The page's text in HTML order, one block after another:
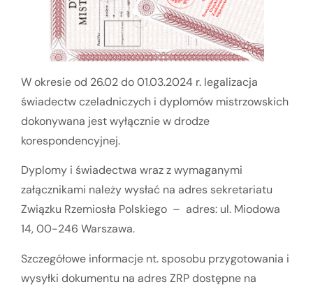
W okresie od 26.02 do 01.03.2024 r. legalizacja
świadectw czeladniczych i dyplomów mistrzowskich
dokonywana jest wyłącznie w drodze
korespondencyjnej.
Dyplomy i świadectwa wraz z wymaganymi
załącznikami należy wysłać na adres sekretariatu
Związku Rzemiosła Polskiego – adres: ul. Miodowa
14, 00-246 Warszawa.
Szczegółowe informacje nt. sposobu przygotowania i
wysyłki dokumentu na adres ZRP dostępne na